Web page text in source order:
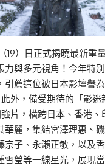
19）日正式揭曉最新重
力與多元視角！今年特
引薦這位被日本影壇譽
外，備受期待的「影迷
片，橫跨日本、香港、
華麗，集結宮澤理惠、
京子、永瀨正敏，以及
雪瑩等一線星光，展現